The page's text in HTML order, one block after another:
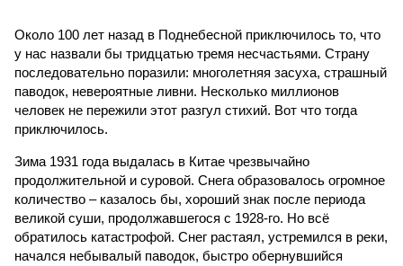
Около 100 лет назад в Поднебесной приключилось то, что
у нас назвали бы тридцатью тремя несчастьями. Страну
последовательно поразили: многолетняя засуха, страшный
паводок, невероятные ливни. Несколько миллионов
человек не пережили этот разгул стихий. Вот что тогда
приключилось.
Зима 1931 года выдалась в Китае чрезвычайно
продолжительной и суровой. Снега образовалось огромное
количество – казалось бы, хороший знак после периода
великой суши, продолжавшегося с 1928-го. Но всё
обратилось катастрофой. Снег растаял, устремился в реки,
начался небывалый паводок, быстро обернувшийся